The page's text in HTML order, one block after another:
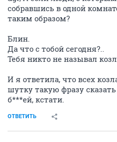
собравшись в одной
таким образом?
Блин.
Да что с тобой сегодня?..
Тебя никто не называл
И я ответила, что всех
шутку такую фразу
б***ей, кстати.
ОТВЕТИТЬ